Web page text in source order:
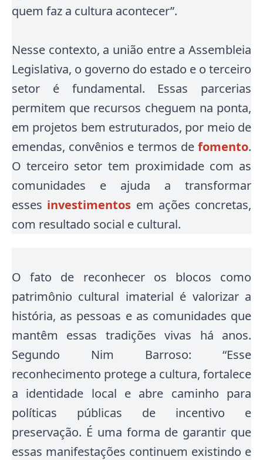
quem faz a cultura acontecer”.
Nesse contexto, a união entre a Assembleia
Legislativa, o governo do estado e o terceiro
setor é fundamental. Essas parcerias
permitem que recursos cheguem na ponta,
em projetos bem estruturados, por meio de
emendas, convênios e termos de fomento.
O terceiro setor tem proximidade com as
comunidades e ajuda a transformar
esses investimentos em ações concretas,
com resultado social e cultural.
O fato de reconhecer os blocos como
patrimônio cultural imaterial é valorizar a
história, as pessoas e as comunidades que
mantêm essas tradições vivas há anos.
Segundo Nim Barroso: “Esse
reconhecimento protege a cultura, fortalece
a identidade local e abre caminho para
políticas públicas de incentivo e
preservação. É uma forma de garantir que
essas manifestações continuem existindo e